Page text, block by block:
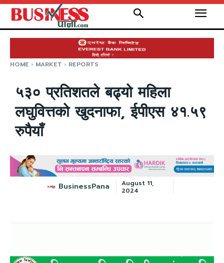
HOME MARKET REPORTS
५३० प्रतिशतले बढ्यो महिला
लघुवित्तको खुदनाफा, ईपीएस ४१.५९
रुपैयाँ
BusinessPana
August 11,
2024